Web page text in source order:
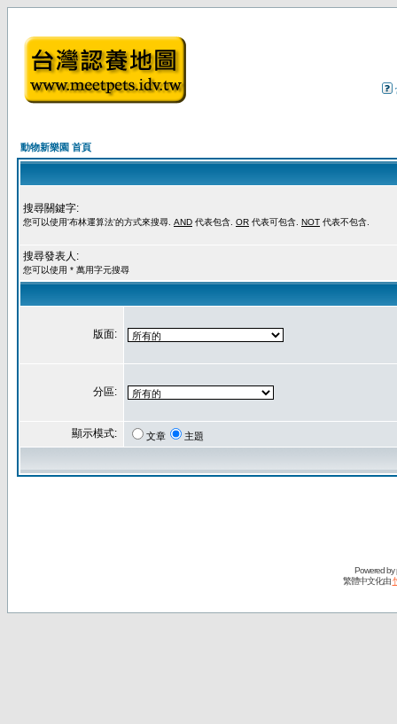
動物新樂園 首頁
搜尋關鍵字:
您可以使用'布林運算法'的方式來搜尋. AND 代表包含. OR 代表可包含. NOT 代表不包含.
搜尋發表人:
您可以使用 * 萬用字元搜尋
版面:
分區:
顯示模式: 文章 主題
Powered by
繁體中文化由